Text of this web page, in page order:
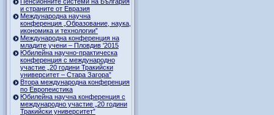
и страните от Евразия
Международна научна
конференция „Образование, наука,
икономика и технологии”
Международна конференция на
младите учени – Пловдив '2015
Юбилейна научно-практическа
конференция с международно
участие „20 години Тракийски
университет – Стара Загора”
Втора международна конференция
по Европеистика
Юбилейна научна конференция с
международно участие „20 години
Тракийски университет”